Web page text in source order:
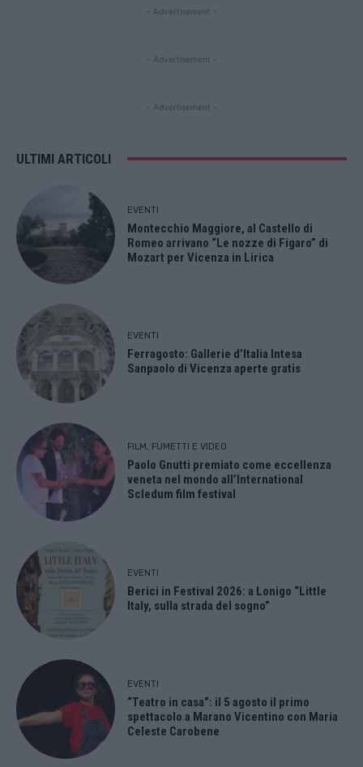
- Advertisement -
- Advertisement -
- Advertisement -
ULTIMI ARTICOLI
EVENTI
Montecchio Maggiore, al Castello di
Romeo arrivano “Le nozze di Figaro” di
Mozart per Vicenza in Lirica
EVENTI
Ferragosto: Gallerie d’Italia Intesa
Sanpaolo di Vicenza aperte gratis
FILM, FUMETTI E VIDEO
Paolo Gnutti premiato come eccellenza
veneta nel mondo all’International
Scledum film festival
EVENTI
Berici in Festival 2026: a Lonigo “Little
Italy, sulla strada del sogno”
EVENTI
“Teatro in casa”: il 5 agosto il primo
spettacolo a Marano Vicentino con Maria
Celeste Carobene